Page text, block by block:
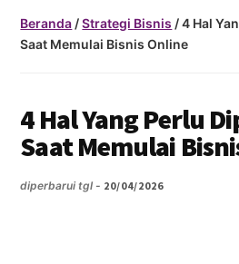
Online
Beranda /Strategi Bisnis / 4 Hal
Saat Memulai Bisnis Online
4 Hal Yang Perlu
Saat Memulai
diperbarui tgl - 20/04/2026